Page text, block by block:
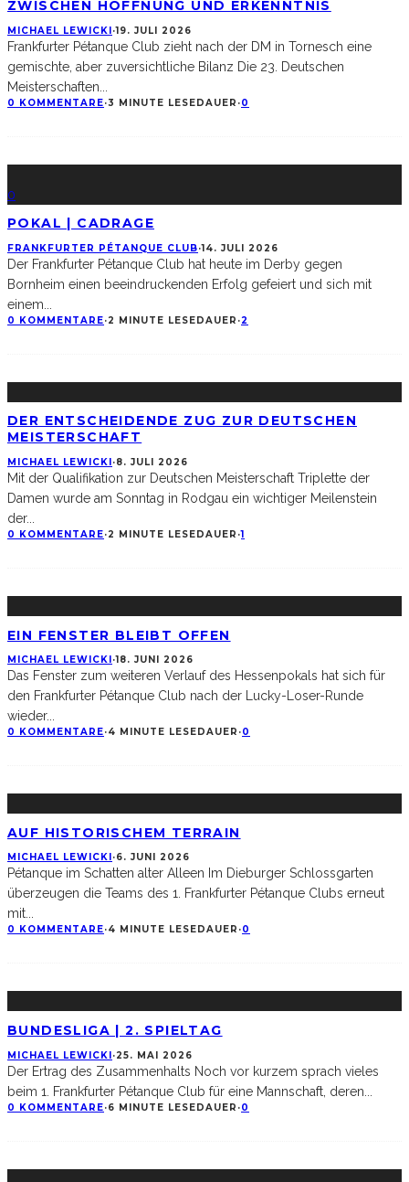
ZWISCHEN HOFFNUNG UND ERKENNTNIS
MICHAEL LEWICKI·19. JULI 2026
Frankfurter Pétanque Club zieht nach der DM in Tornesch eine
gemischte, aber zuversichtliche Bilanz Die 23. Deutschen
Meisterschaften
0 KOMMENTARE·3 MINUTE LESEDAUER ·0
0
POKAL | CADRAGE
FRANKFURTER PÉTANQUE CLUB·14. JULI 2026
Der Frankfurter Pétanque Club hat heute im Derby gegen
Bornheim einen beeindruckenden Erfolg gefeiert und sich mit
einem
0 KOMMENTARE·2 MINUTE LESEDAUER ·2
DER ENTSCHEIDENDE ZUG ZUR DEUTSCHEN
MEISTERSCHAFT
MICHAEL LEWICKI·8. JULI 2026
Mit der Qualifikation zur Deutschen Meisterschaft Triplette der
Damen wurde am Sonntag in Rodgau ein wichtiger Meilenstein
der...
0 KOMMENTARE·2 MINUTE LESEDAUER ·1
EIN FENSTER BLEIBT OFFEN
MICHAEL LEWICKI ·18. JUNI 2026
Das Fenster zum weiteren Verlauf des Hessenpokals hat sich für
den Frankfurter Pétanque Club nach der Lucky-Loser-Runde
wieder...
0 KOMMENTARE·4 MINUTE LESEDAUER ·0
AUF HISTORISCHEM TERRAIN
MICHAEL LEWICKI ·6. JUNI 2026
Pétanque im Schatten alter Alleen Im Dieburger Schlossgarten
überzeugen die Teams des 1. Frankfurter Pétanque Clubs erneut
mit...
0 KOMMENTARE·4 MINUTE LESEDAUER ·0
BUNDESLIGA | 2. SPIELTAG
MICHAEL LEWICKI·25. MAI 2026
Der Ertrag des Zusammenhalts Noch vor kurzem sprach vieles
beim 1. Frankfurter Pétanque Club für eine Mannschaft, deren
0 KOMMENTARE·6 MINUTE LESEDAUER ·0